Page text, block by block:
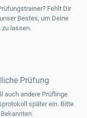
Fehlt Dir
Bestes, um Deine
lassen.
Prüfung
auch andere Prüflinge
später ein. Bitte